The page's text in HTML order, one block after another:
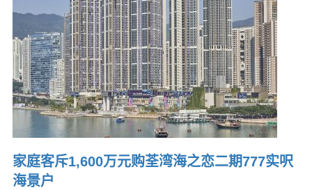
家庭客斥1,600万元购荃湾海之恋二期777实呎
海景户